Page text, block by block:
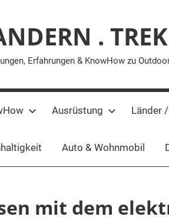
.
Erfahrungen & KnowHow zu
Ausrüstung Länder
Auto & Wohnmobil
mit dem